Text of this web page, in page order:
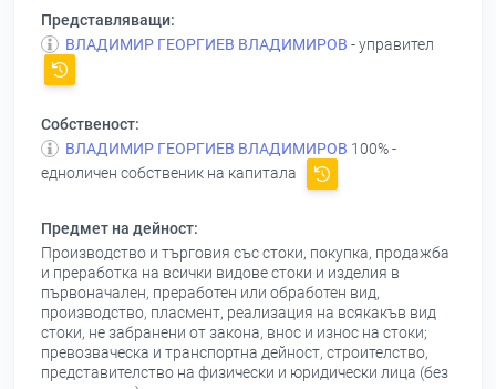
Представляващи:
ВЛАДИМИР ГЕОРГИЕВ ВЛАДИМИРОВ - управител
Собственост:
ВЛАДИМИР ГЕОРГИЕВ ВЛАДИМИРОВ 100% -
едноличен собственик на капитала
Предмет на дейност:
Производство и търговия със стоки, покупка, продажба
и преработка на всички видове стоки и изделия в
първоначален, преработен или обработен вид,
производство, пласмент, реализация на всякакъв вид
стоки, не забранени от закона, внос и износ на стоки;
превозваческа и транспортна дейност, строителство,
представителство на физически и юридически лица (без